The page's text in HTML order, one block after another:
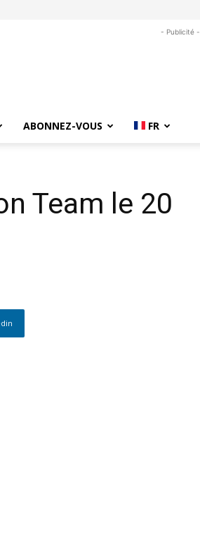
- Publicité -
ABONNEZ-VOUS FR
Team le 20